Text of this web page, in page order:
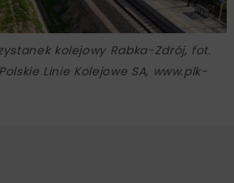
kolejowy Rabka-Zdrój, fot.
Linie Kolejowe SA, www.plk-